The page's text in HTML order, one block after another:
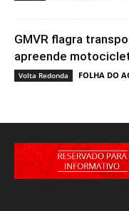
GMVR flagra
apreende
Volta Redonda FOLHA DO